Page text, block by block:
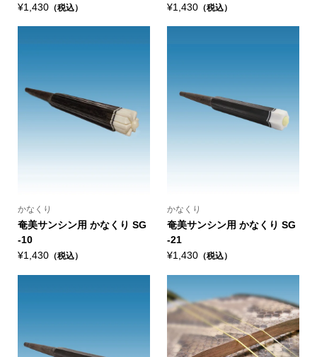
¥1,430（税込）
¥1,430 （税込）
かなくり
奄美サンシン用 かなくり SG
-10
¥1,430（税込）
かなくり
奄美サンシン用 かなくり SG
-21
¥1,430 （税込）